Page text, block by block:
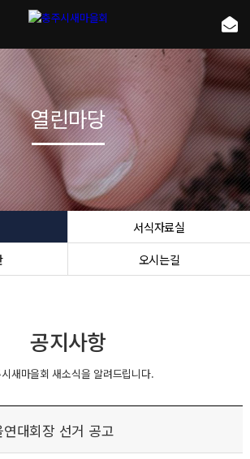
서식자료실
오시는길
열린마당
공지사항
새마을회 새소식을 알려드립니다.
대회장 선거 공고